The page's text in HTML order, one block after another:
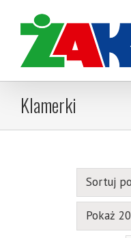
content
Klamerki
Sortuj po
Pokaż